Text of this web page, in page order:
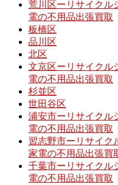
荒川区ーリサイクル
電の不用品出張買取
板橋区
品川区
北区
文京区ーリサイクル
電の不用品出張買取
杉並区
世田谷区
浦安市ーリサイクル
電の不用品出張買取
習志野市ーリサイク
家電の不用品出張買
千葉市ーリサイクル
電の不用品出張買取